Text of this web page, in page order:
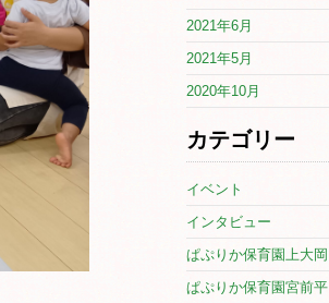
2021年6月
2021年5月
2020年10月
カテゴリー
イベント
インタビュー
ぱぷりか保育園上大岡
ぱぷりか保育園宮前平